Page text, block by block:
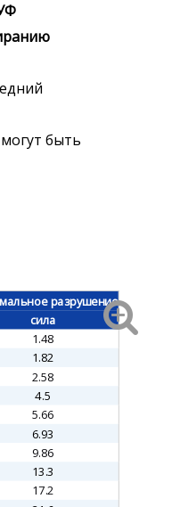
быть
разрушение
сила
1.48
1.82
2.58
4.5
5.66
6.93
9.86
13.3
17.2